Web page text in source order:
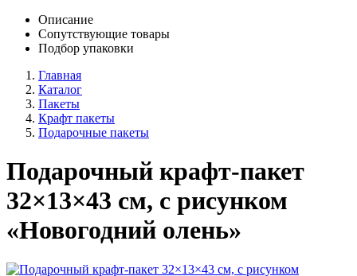
Описание
Сопутствующие товары
Подбор упаковки
Главная
Каталог
Пакеты
Крафт пакеты
Подарочные пакеты
Подарочный крафт-пакет
32×13×43 см, с рисунком
«Новогодний олень»